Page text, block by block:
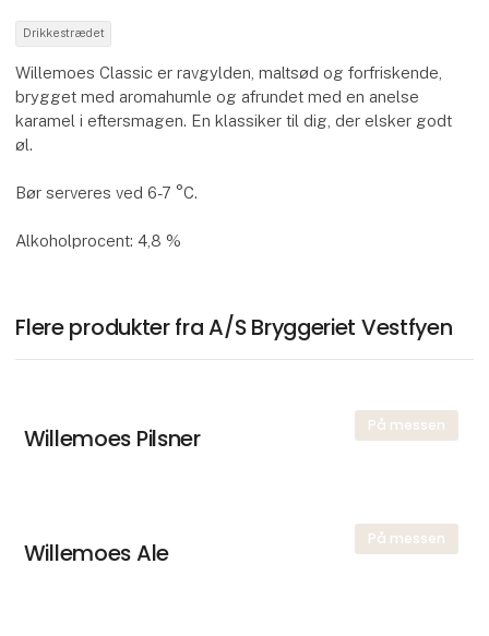
Drikkestrædet
Willemoes Classic er ravgylden, maltsød og forfriskende,
brygget med aromahumle og afrundet med en anelse
karamel i eftersmagen. En klassiker til dig, der elsker godt
øl.
Bør serveres ved 6-7 °C.
Alkoholprocent: 4,8 %
Flere produkter fra A/S Bryggeriet Vestfyen
På messen
Willemoes Pilsner
På messen
Willemoes Ale